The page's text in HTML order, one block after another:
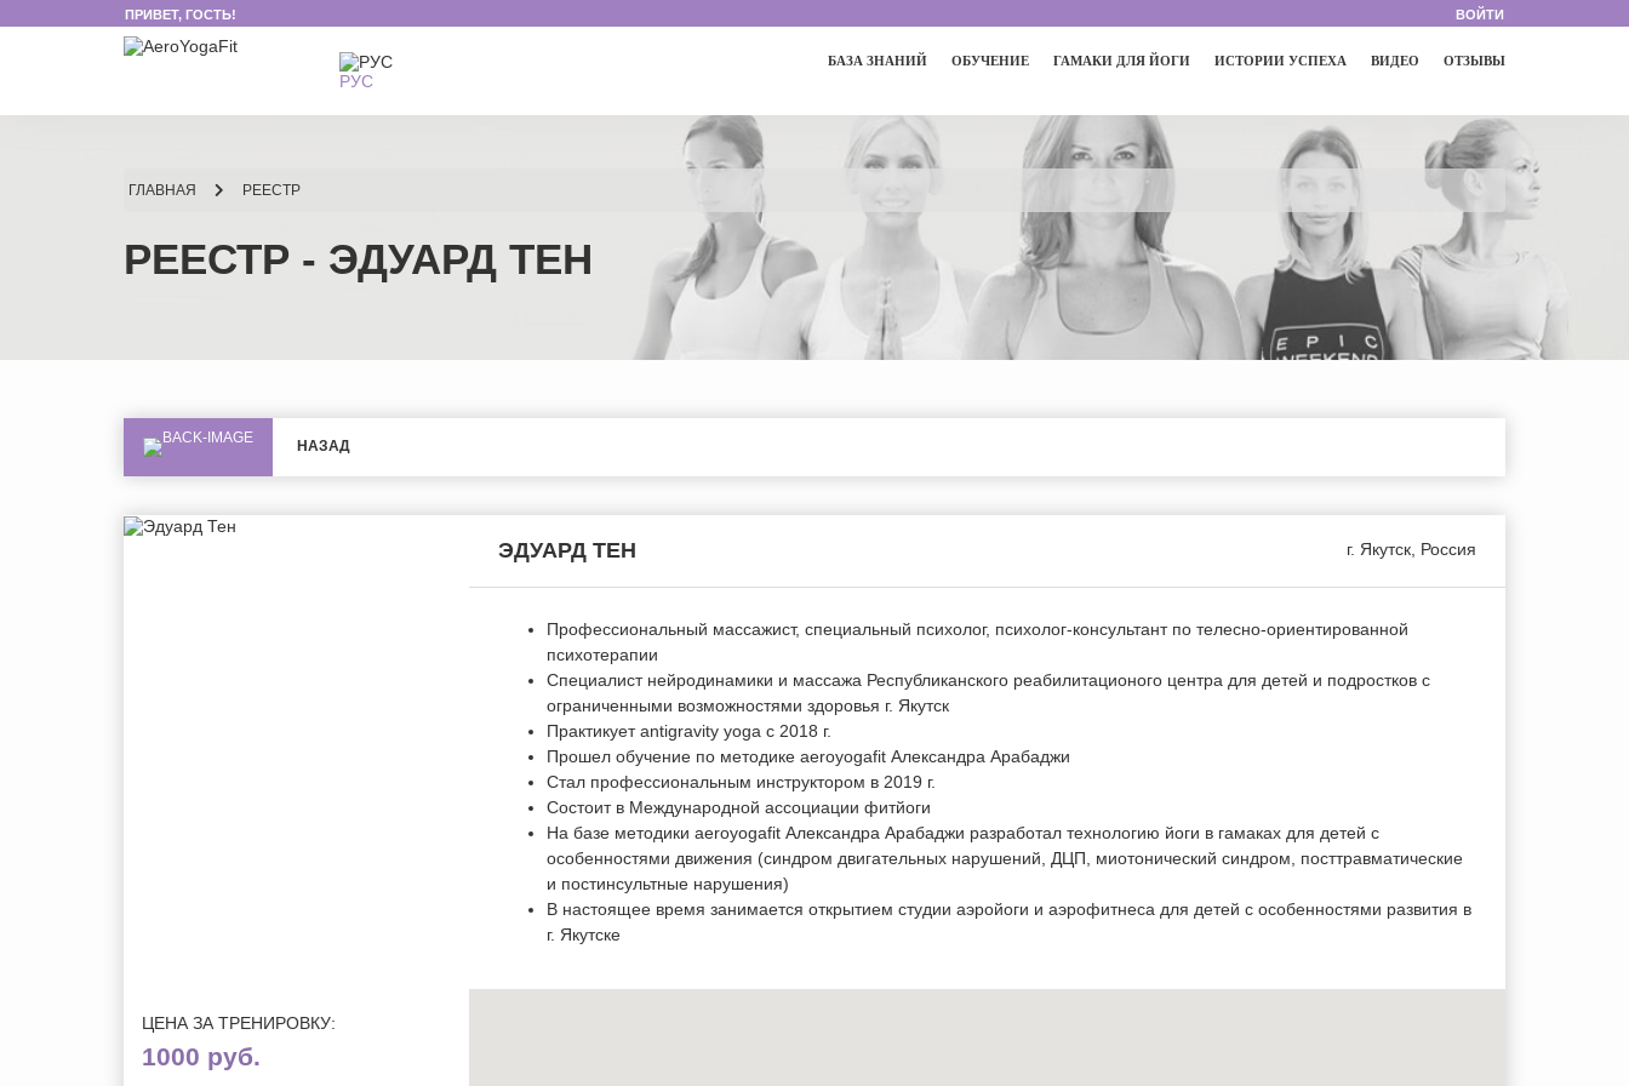
ГЛАВНАЯ РЕЕСТР
РЕЕСТР - ЭДУАРД ТЕН
НАЗАД
ЭДУАРД ТЕН г. Якутск , Россия
Профессиональный массажист, специальный психолог, психолог-консультант по телесно-ориентированной
психотерапии
Специалист нейродинамики и массажа Республиканского реабилитационого центра для детей и подростков с
ограниченными возможностями здоровья г. Якутск
Практикует antigravity yoga с 2018 г.
Прошел обучение по методике aeroyogafit Александра Арабаджи
Стал профессиональным инструктором в 2019 г.
Состоит в Международной ассоциации фитйоги
На базе методики aeroyogafit Александра Арабаджи разработал технологию йоги в гамаках для детей с
особенностями движения (синдром двигательных нарушений, ДЦП, миотонический синдром, посттравматические
и постинсультные нарушения)
В настоящее время занимается открытием студии аэройоги и аэрофитнеса для детей с особенностями развития в
г. Якутске
ЦЕНА ЗА ТРЕНИРОВКУ:
1000 руб.
ВОЙТИ
ПРИВЕТ, ГОСТЬ!
РУС
БАЗА ЗНАНИЙ ОБУЧЕНИЕ ГАМАКИ ДЛЯ ЙОГИ ИСТОРИИ УСПЕХА ВИДЕО ОТЗЫВЫ